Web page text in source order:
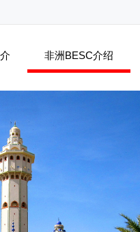
非洲BESC介绍